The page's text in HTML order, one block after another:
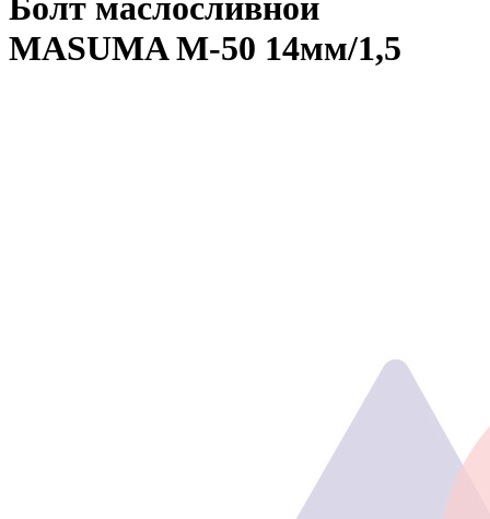
Болт маслосливной
MASUMA M-50 14мм/1,5